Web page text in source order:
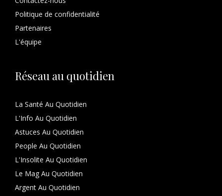
Politique de confidentialité
Partenaires
L'équipe
Réseau au quotidien
La Santé Au Quotidien
L'Info Au Quotidien
Astuces Au Quotidien
People Au Quotidien
L'Insolite Au Quotidien
Le Mag Au Quotidien
Argent Au Quotidien